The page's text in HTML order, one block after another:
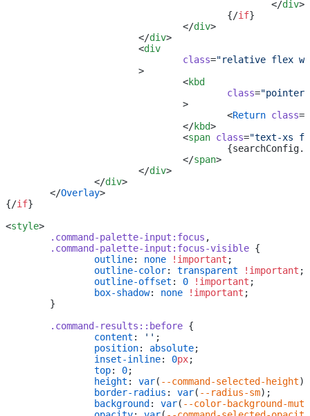
						</
div>
					{/
if}
				</
div>
			</
div>
			<
div
				class
="relative flex w-
			>
				<
kbd
					class
=
				>
					<
Return class=
				</
kbd>
				<
span class="text-xs
				</
span>
			</
div>
		</
div>
	</
Overlay>
{/if}
<style>
	.command-palette-input:focus
,
	.command-palette-input:focus-visible
{
		outline
: none !important ;
		outline-color
: transparent !important ;
		outline-offset
: 0 !important ;
		box-shadow
: none !important ;
	}
	.command-results::before
{
		content
: '' ;
		position
: absolute;
		inset-inline
: 0px;
		top
: 0;
		height
: var( --command-selected-height);
		border-radius
: var( --radius-sm);
		background
: var( --color-background-